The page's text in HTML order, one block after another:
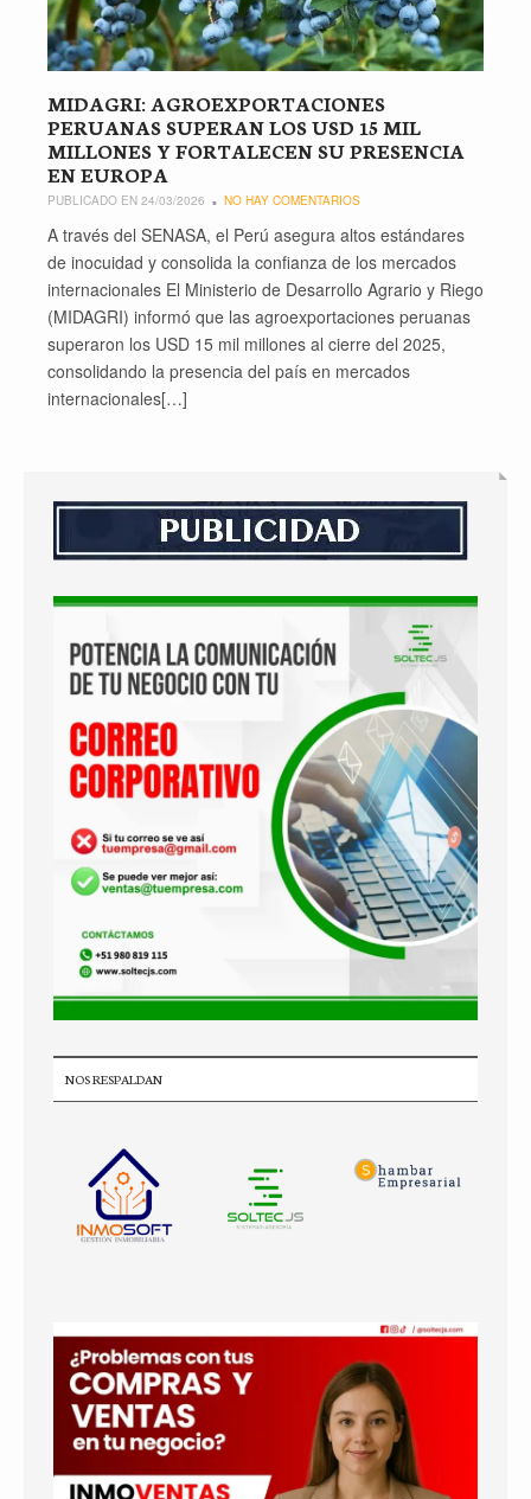
MIDAGRI: AGROEXPORTACIONES
PERUANAS SUPERAN LOS USD 15 MIL
MILLONES Y FORTALECEN SU PRESENCIA
EN EUROPA
PUBLICADO EN 24/03/2026 NO HAY COMENTARIOS
A través del SENASA, el Perú asegura altos estándares
de inocuidad y consolida la confianza de los mercados
internacionales El Ministerio de Desarrollo Agrario y Riego
(MIDAGRI) informó que las agroexportaciones peruanas
superaron los USD 15 mil millones al cierre del 2025,
consolidando la presencia del país en mercados
internacionales[…]
NOS RESPALDAN